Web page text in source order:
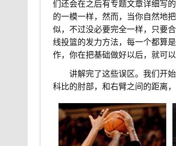
们还会在之后有专题文章详细写
的一模一样，然而，当你自然地
似，不过没必要完全一样，只要
线投篮的发力方法，每一个都算
作，你在把基础做好以后，就可
讲解完了这些误区。我们开
科比的肘部，和右臂之间的距离